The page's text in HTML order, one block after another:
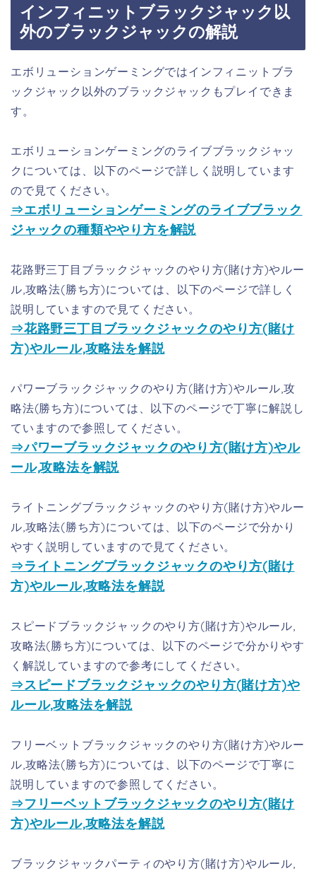
インフィニットブラックジャック以
外のブラックジャックの解説
エボリューションゲーミングではインフィニットブラ
ックジャック以外のブラックジャックもプレイできま
す。
エボリューションゲーミングのライブブラックジャッ
クについては、以下のページで詳しく説明しています
ので見てください。
⇒エボリューションゲーミングのライブブラック
ジャックの種類ややり方を解説
花路野三丁目ブラックジャックのやり方(賭け方)やルー
ル,攻略法(勝ち方)については、以下のページで詳しく
説明していますので見てください。
⇒花路野三丁目ブラックジャックのやり方(賭け
方)やルール,攻略法を解説
パワーブラックジャックのやり方(賭け方)やルール,攻
略法(勝ち方)については、以下のページで丁寧に解説し
ていますので参照してください。
⇒パワーブラックジャックのやり方(賭け方)やル
ール,攻略法を解説
ライトニングブラックジャックのやり方(賭け方)やルー
ル,攻略法(勝ち方)については、以下のページで分かり
やすく説明していますので見てください。
⇒ライトニングブラックジャックのやり方(賭け
方)やルール,攻略法を解説
スピードブラックジャックのやり方(賭け方)やルール,
攻略法(勝ち方)については、以下のページで分かりやす
く解説していますので参考にしてください。
⇒スピードブラックジャックのやり方(賭け方)や
ルール,攻略法を解説
フリーベットブラックジャックのやり方(賭け方)やルー
ル,攻略法(勝ち方)については、以下のページで丁寧に
説明していますので参照してください。
⇒フリーベットブラックジャックのやり方(賭け
方)やルール,攻略法を解説
ブラックジャックパーティのやり方(賭け方)やルール,